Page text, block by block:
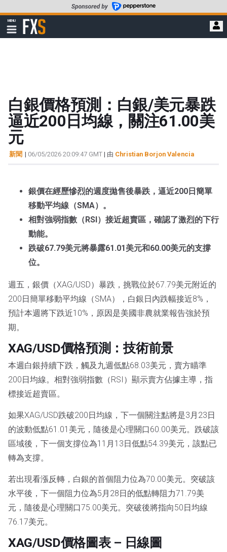
至
要
MENU
顯
示
FXStreet
白銀價格預測：白銀/美元暴跌
逼近200日均線，關注61.00美
元
新聞 | 06/05/2026 20:09:47 GMT | 由 Christian Borjon Valencia
銀價在經歷慘烈的週度拋售後暴跌，逼近200日簡單
移動平均線（SMA）。
相對強弱指數（RSI）接近超賣區，確認了激烈的下行
動能。
跌破67.79美元將暴露61.01美元和60.00美元的支撐
位。
週五，銀價（XAG/USD）暴跌，挑戰位於67.79美元附近的
200日簡單移動平均線（SMA），白銀日內跌幅接近8%，
預計本週將下跌近10%，原因是美國非農就業報告強於預
期。
XAG/USD價格預測：技術前景
本週白銀持續下跌，觸及九週低點68.03美元，賣方瞄準
200日均線。相對強弱指數（RSI）顯示賣方佔據主導，指
標接近超賣區。
如果XAG/USD跌破200日均線，下一個關注點將是3月23日
的波動低點61.01美元，隨後是心理關口60.00美元。跌破該
區域後，下一個支撐位為11月13日低點54.39美元，該點已
轉為支撐。
若出現看漲反轉，白銀的首個阻力位為70.00美元。突破該
水平後，下一個阻力位為5月28日的低點轉阻力71.79美
元，隨後是心理關口75.00美元。突破後將指向50日均線
76.17美元。
XAG/USD價格圖表 – 日線圖